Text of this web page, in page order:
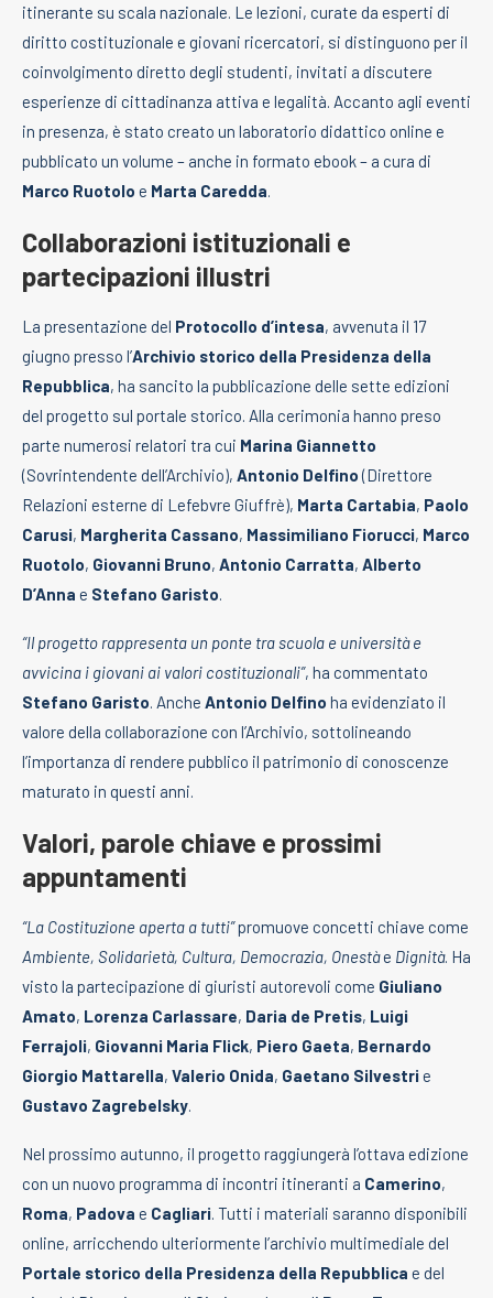
itinerante su scala nazionale. Le lezioni, curate da esperti di
diritto costituzionale e giovani ricercatori, si distinguono per il
coinvolgimento diretto degli studenti, invitati a discutere
esperienze di cittadinanza attiva e legalità. Accanto agli eventi
in presenza, è stato creato un laboratorio didattico online e
pubblicato un volume – anche in formato ebook – a cura di
Marco Ruotolo e Marta Caredda.
Collaborazioni istituzionali e
partecipazioni illustri
La presentazione del Protocollo d’intesa, avvenuta il 17
giugno presso l’Archivio storico della Presidenza della
Repubblica, ha sancito la pubblicazione delle sette edizioni
del progetto sul portale storico. Alla cerimonia hanno preso
parte numerosi relatori tra cui Marina Giannetto
(Sovrintendente dell’Archivio), Antonio Delfino(Direttore
Relazioni esterne di Lefebvre Giuffrè), Marta Cartabia, Paolo
Carusi, Margherita Cassano, Massimiliano Fiorucci, Marco
Ruotolo, Giovanni Bruno, Antonio Carratta, Alberto
D’Anna e Stefano Garisto.
“Il progetto rappresenta un ponte tra scuola e università e
avvicina i giovani ai valori costituzionali”, ha commentato
Stefano Garisto. Anche Antonio Delfino ha evidenziato il
valore della collaborazione con l’Archivio, sottolineando
l’importanza di rendere pubblico il patrimonio di conoscenze
maturato in questi anni.
Valori, parole chiave e prossimi
appuntamenti
“La Costituzione aperta a tutti”promuove concetti chiave come
Ambiente, Solidarietà, Cultura, Democrazia, Onestàe Dignità. Ha
visto la partecipazione di giuristi autorevoli come Giuliano
Amato, Lorenza Carlassare, Daria de Pretis, Luigi
Ferrajoli, Giovanni Maria Flick, Piero Gaeta, Bernardo
Giorgio Mattarella, Valerio Onida, Gaetano Silvestrie
Gustavo Zagrebelsky.
Nel prossimo autunno, il progetto raggiungerà l’ottava edizione
con un nuovo programma di incontri itineranti a Camerino,
Roma, Padova e Cagliari. Tutti i materiali saranno disponibili
online, arricchendo ulteriormente l’archivio multimediale del
Portale storico della Presidenza della Repubblica e del